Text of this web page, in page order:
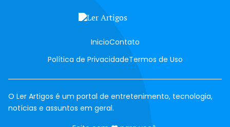
InicioContato
Política de PrivacidadeTermos de Uso
O Ler Artigos é um portal de entretenimento, tecnologia,
notícias e assuntos em geral.